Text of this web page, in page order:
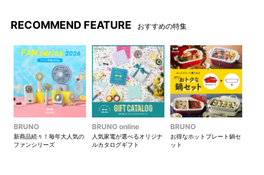
RECOMMEND FEATURE おすすめの特集
BRUNO
新商品続々！毎年大人気の
ファンシリーズ
BRUNO online
人気家電が選べるオリジナ
ルカタログギフト
BRUNO
お得なホットプレート鍋セ
ット